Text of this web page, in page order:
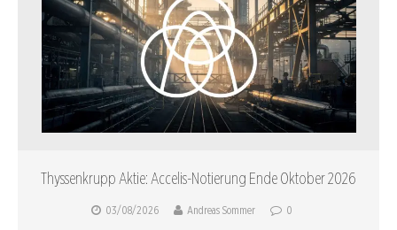
Thyssenkrupp Aktie: Accelis-Notierung Ende Oktober 2026
03/08/2026 Andreas Sommer 0